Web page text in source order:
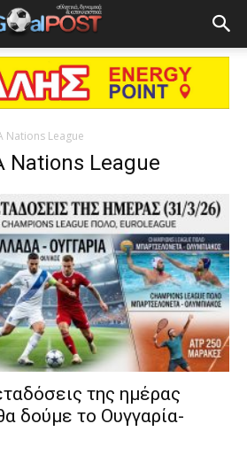
Nations League
Nations League
της ημέρας
δούμε το Ουγγαρία-